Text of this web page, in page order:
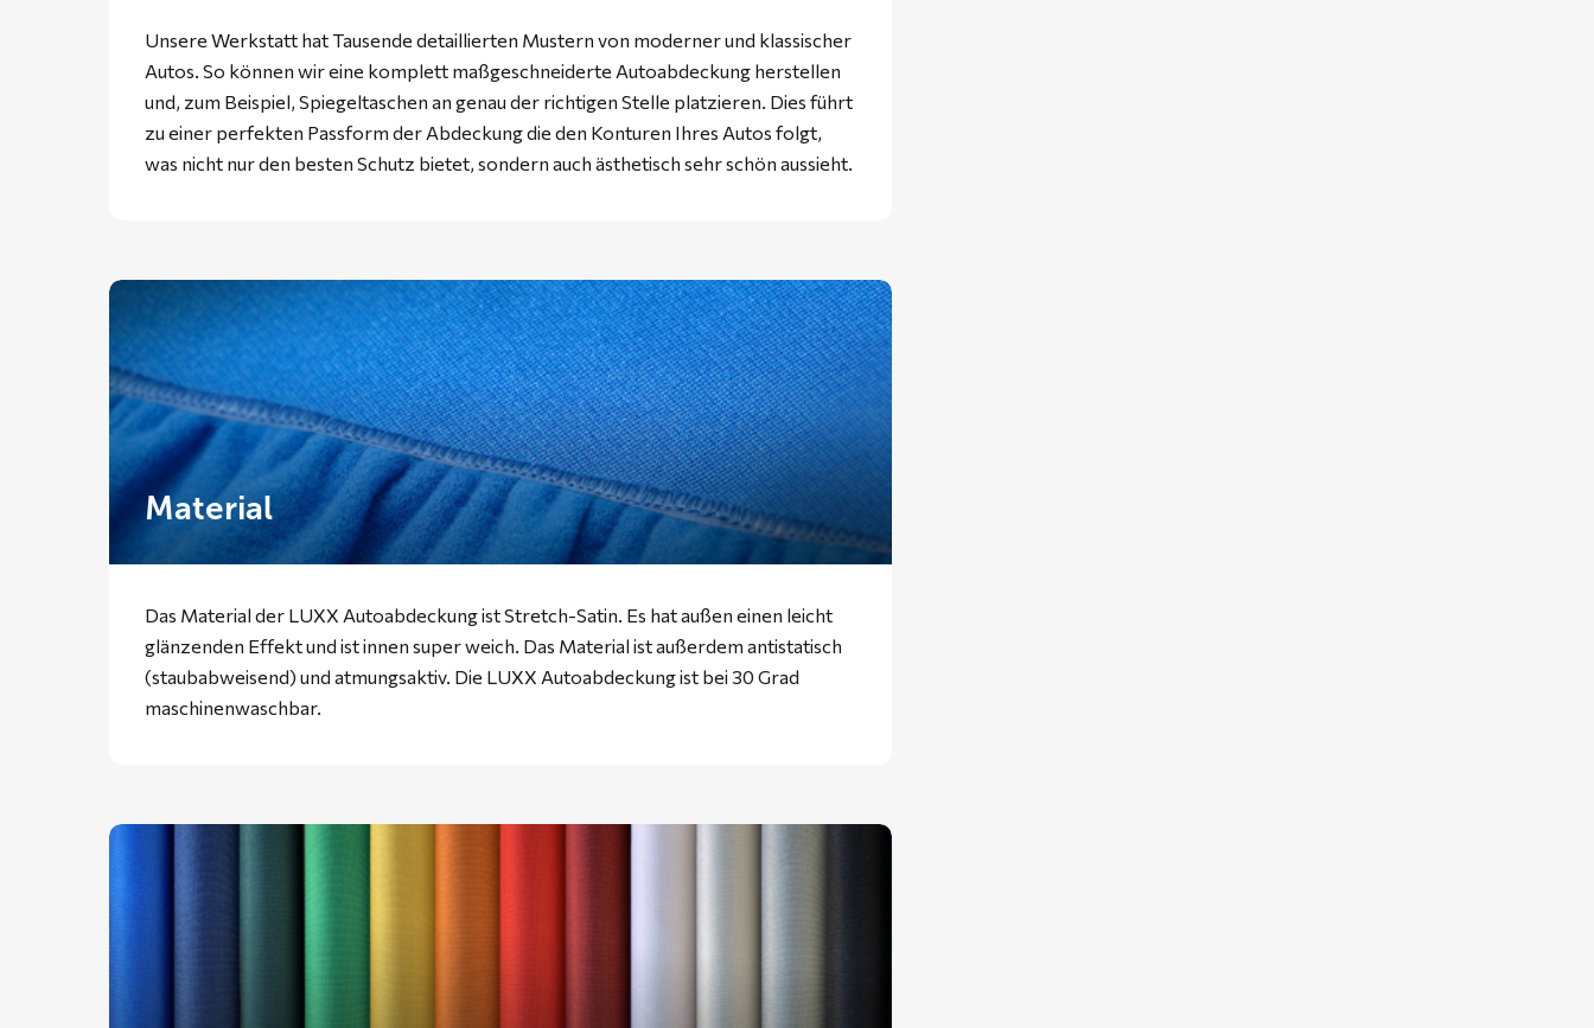
Unsere Werkstatt hat Tausende detaillierten Mustern von moderner und klassischer
Autos. So können wir eine komplett maßgeschneiderte Autoabdeckung herstellen
und, zum Beispiel, Spiegeltaschen an genau der richtigen Stelle platzieren. Dies führt
zu einer perfekten Passform der Abdeckung die den Konturen Ihres Autos folgt,
was nicht nur den besten Schutz bietet, sondern auch ästhetisch sehr schön aussieht.
Material
Das Material der LUXX Autoabdeckung ist Stretch-Satin. Es hat außen einen leicht
glänzenden Effekt und ist innen super weich. Das Material ist außerdem antistatisch
(staubabweisend) und atmungsaktiv. Die LUXX Autoabdeckung ist bei 30 Grad
maschinenwaschbar.